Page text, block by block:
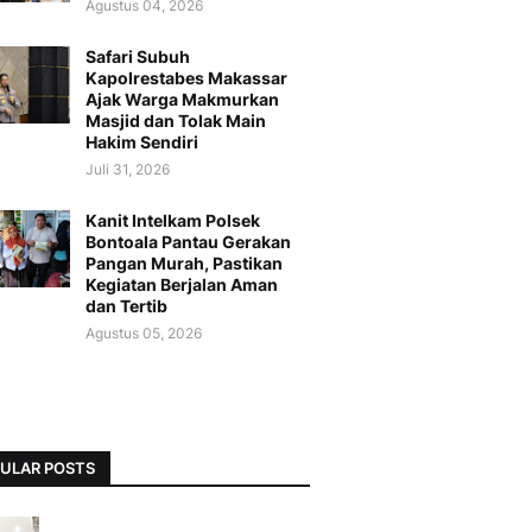
Agustus 04, 2026
Safari Subuh
Kapolrestabes Makassar
Ajak Warga Makmurkan
Masjid dan Tolak Main
Hakim Sendiri
Juli 31, 2026
Kanit Intelkam Polsek
Bontoala Pantau Gerakan
Pangan Murah, Pastikan
Kegiatan Berjalan Aman
dan Tertib
Agustus 05, 2026
POSTS